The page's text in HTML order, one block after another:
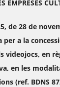
EMPRESES
de 28 de
a la
videojocs, en
en les
(ref. BDNS